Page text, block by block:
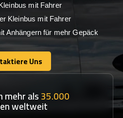
mit Fahrer
Kleinbus mit Fahrer
Anhängern für mehr Gepäck
Uns
Uns
mehr als35.000
weltweit